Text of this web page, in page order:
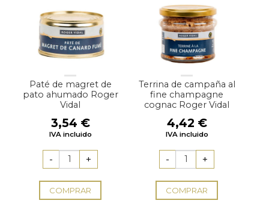
Paté de magret de
pato ahumado Roger
Vidal
3,54 €
IVA incluido
COMPRAR
Terrina de campaña al
fine champagne
cognac Roger Vidal
4,42 €
IVA incluido
COMPRAR